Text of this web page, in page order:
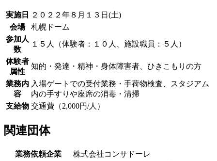
実施日
２０２２年８月１３日(土)
会場
札幌ドーム
参加人
数
１５人（体験者：１０人、施設職員：５人）
体験者
属性
知的・発達・精神・身体障害者、ひきこもりの方
業務内
容
入場ゲートでの受付業務・手荷物検査、スタジアム
内の手すりや座席の消毒・清掃
支給物 交通費（2,000円/人）
関連団体
業務依頼企業 株式会社コンサドーレ